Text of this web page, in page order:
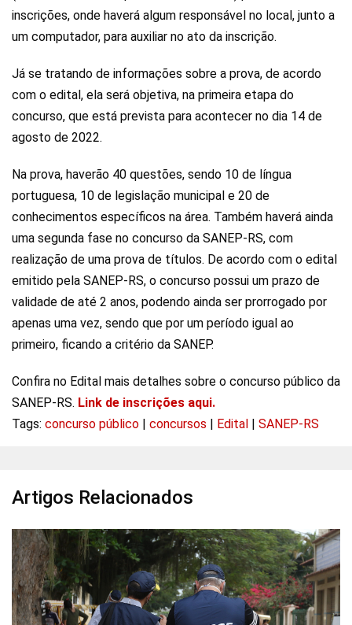
inscrições, onde haverá algum responsável no local, junto a
um computador, para auxiliar no ato da inscrição.
Já se tratando de informações sobre a prova, de acordo
com o edital, ela será objetiva, na primeira etapa do
concurso, que está prevista para acontecer no dia 14 de
agosto de 2022.
Na prova, haverão 40 questões, sendo 10 de língua
portuguesa, 10 de legislação municipal e 20 de
conhecimentos específicos na área. Também haverá ainda
uma segunda fase no concurso da SANEP-RS, com
realização de uma prova de títulos. De acordo com o edital
emitido pela SANEP-RS, o concurso possui um prazo de
validade de até 2 anos, podendo ainda ser prorrogado por
apenas uma vez, sendo que por um período igual ao
primeiro, ficando a critério da SANEP.
Confira no Edital mais detalhes sobre o concurso público da
SANEP-RS. Link de inscrições aqui.
Tags: concurso público concursos Edital SANEP-RS
Artigos Relacionados